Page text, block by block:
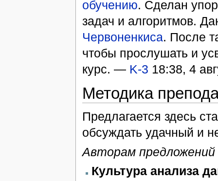
обучению. Сделан
задач и алгоритмов.
Червоненкиса. После
чтобы прослушать и
курс. — K-3 18:38, 4
Методика
Предлагается здесь
обсуждать удачный и
Авторам
Культура анализа